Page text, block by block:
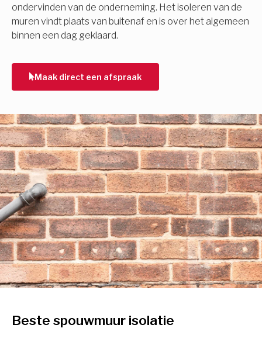
ondervinden van de onderneming. Het isoleren van de
muren vindt plaats van buitenaf en is over het algemeen
binnen een dag geklaard.
Maak direct een afspraak
Beste spouwmuur isolatie